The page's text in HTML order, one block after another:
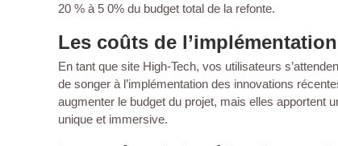
20 % à 5 0% du budget total de la refonte.
Les coûts de
En tant que site High-Tech, vos utilisateurs
de songer à l’implémentation des innovations
augmenter le budget du projet, mais elles apportent
unique et immersive.